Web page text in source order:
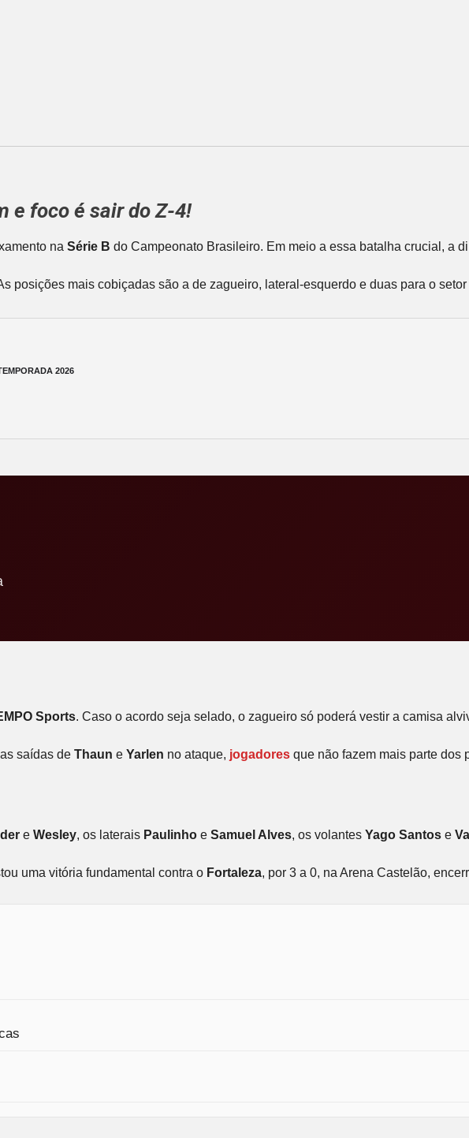
e foco é sair do Z-4!
na Série B do Campeonato Brasileiro. Em meio a essa batalha crucial, a
posições mais cobiçadas são a de zagueiro, lateral-esquerdo e duas para o
2026
Sports. Caso o acordo seja selado, o zagueiro só poderá vestir a camisa
saídas de Thaun e Yarlen no ataque, jogadores que não fazem mais parte dos
e Wesley, os laterais Paulinho e Samuel Alves, os volantes Yago Santos e
uma vitória fundamental contra o Fortaleza, por 3 a 0, na Arena Castelão,